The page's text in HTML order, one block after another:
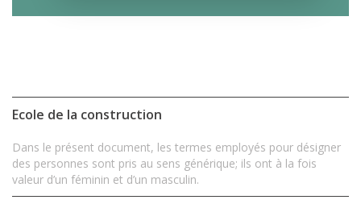
Ecole de la construction
Dans le présent document, les termes employés pour désigner
des personnes sont pris au sens générique; ils ont à la fois
valeur d’un féminin et d’un masculin.